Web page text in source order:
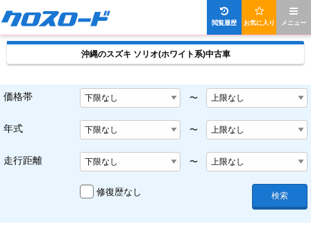
メニュー
お気に入り
閲覧履歴
沖縄のスズキ ソリオ(ホワイト系)中古車
価格帯 〜
年式 〜
走行距離 〜
修復歴なし 検索